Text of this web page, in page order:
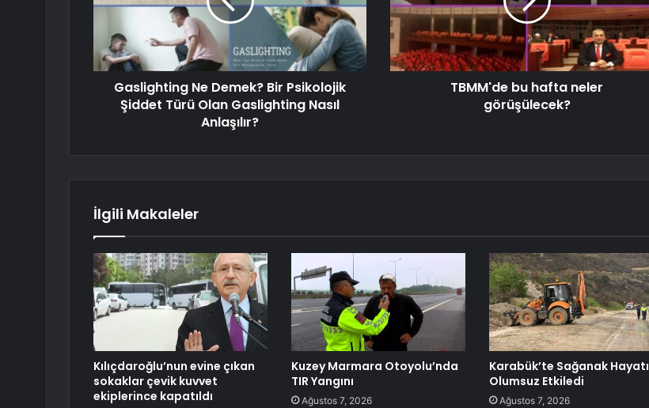
Gaslighting Ne Demek? Bir Psikolojik
Şiddet Türü Olan Gaslighting Nasıl
Anlaşılır?
TBMM'de bu hafta neler
görüşülecek?
İlgili Makaleler
Kılıçdaroğlu’nun evine çıkan
sokaklar çevik kuvvet
ekiplerince kapatıldı
Kuzey Marmara Otoyolu’nda
TIR Yangını
Ağustos 7, 2026
Karabük’te Sağanak Hayatı
Olumsuz Etkiledi
Ağustos 7, 2026